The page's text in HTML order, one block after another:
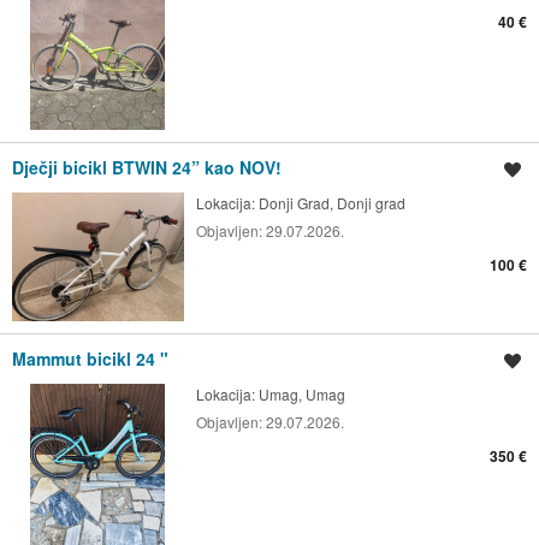
40 €
Dječji bicikl BTWIN 24” kao NOV!
Lokacija: Donji Grad, Donji grad
Objavljen:29.07.2026.
100 €
Mammut bicikl 24 "
Lokacija: Umag, Umag
Objavljen:29.07.2026.
350 €